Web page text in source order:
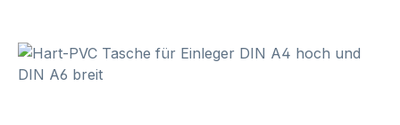
Bildergalerie überspringen